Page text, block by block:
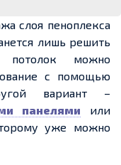
слоя пеноплекса
лишь решить
можно
с помощью
вариант –
панелями или
уже можно